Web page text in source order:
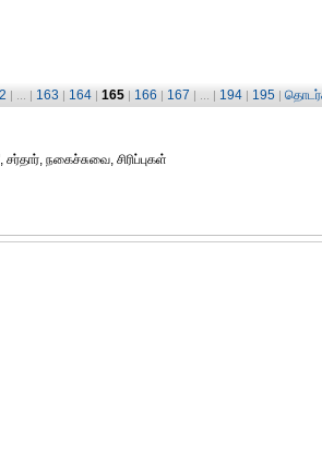
2 | ... | 163 | 164 | 165 | 166 | 167 | ... | 194 | 195 |
நகைச்சுவை, சிரிப்புகள்